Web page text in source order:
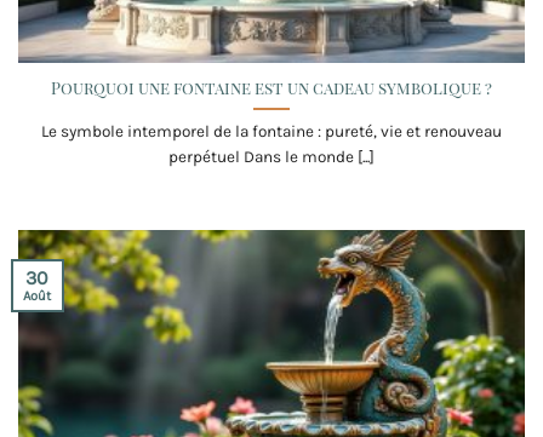
Pourquoi une fontaine est un cadeau symbolique ?
Le symbole intemporel de la fontaine : pureté, vie et renouveau
perpétuel Dans le monde [...]
30
Août